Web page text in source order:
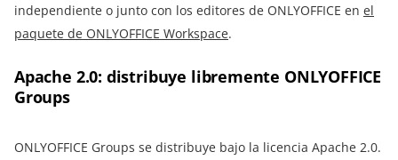
independiente o junto con los editores de ONLYOFFICE en el
paquete de ONLYOFFICE Workspace.
Apache 2.0: distribuye libremente ONLYOFFICE
Groups
ONLYOFFICE Groups se distribuye bajo la licencia Apache 2.0.